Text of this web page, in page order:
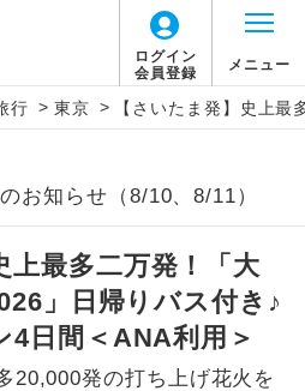
ログイン
会員登録
メニュー
行 > 東京 > 【さいたま発】史上
お知らせ（8/10、8/11）
上最多二万発！「大
」日帰りバス付き♪
4日間＜ANA利用＞
20,000発の打ち上げ花火を
説明
発空港（駅）から復路到着空港
）まで同行します。
到着空港（駅）から最終日出発空港
まで添乗員が同行します。
イドが乗務し、車内での観光案内
ます。
に関するご案内
は
アーです。
利用便の空席状況に
いたします。